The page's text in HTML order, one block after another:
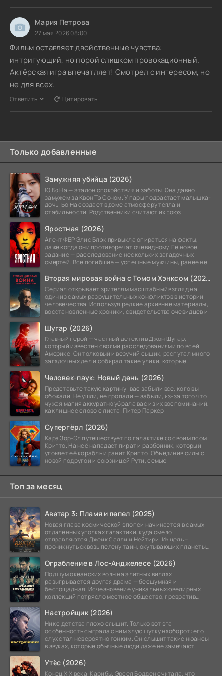
Мария Петрова
27 мая 2026 08:00
Фильм оставляет двойственные чувства:
интригующий, но порой слишком провокационный.
Актёрская игра впечатляет! Смотрел с интересом, но
не для всех.
Ответить Цитировать
Только добавленные
Замужняя убийца (2026)
Ю Бо На — эталон спокойствия и заботы. Она давно
замужем за Квон Тэ Соном. У пары подрастает малышка-
дочь. Бо На создаёт в доме атмосферу тепла и
стабильности. Родственники считают их союз
Яростная (2026)
Агент ФБР Элис Блэк привыкла опираться на факты,
даже когда они противоречат очевидному. Её новое
задание — расследование нескольких загадочных
смертей. Все погибшие — успешные мужчины, ранее не
Вторая мировая война с Томом Хэнксом (2026)
Сериал открывает зрителям масштабный взгляд на
один из самых разрушительных конфликтов в истории
человечества. Используя редкие архивные материалы,
восстановленные хроники, свидетельства очевидцев и
Шугар (2026)
Главный герой — частный детектив Джон Шугар,
который известен своими расследованиями по всей
Америке. Он толковый и везучий сыщик, распутал много
загадочных дел и собирал такие улики, которые
Человек-паук: Новый день (2026)
Представьте такую картину: вас забыли все, кого вы
обожали. Не ушли, не пропали — забыли, из-за того что
чужая магия аккуратно убрала вас из их воспоминаний,
как лишнее слово с листа. Питер Паркер
Супергёрл (2026)
Кара Зор-Эл путешествует по галактике со своим псом
Крипто. На неё нападает пират и разбойник, который
угоняет её корабль и ранит Крипто. Объединив силы с
новой подругой и союзницей Рути, семью
Топ за месяц
Аватар 3: Пламя и пепел (2025)
Новая глава космической эпопеи начинается в самых
отдаленных уголках галактики, куда смело
отправляются Джейк Салли и Нейтири. Их цель –
проникнуть сквозь пелену тайн, окутывающих планеты
Ограбление в Лос-Анджелесе (2026)
Под шум океанских волн на элитных виллах
разыгрывается другая драма — бесшумная и
беспощадная. Исчезновение уникальных ювелирных
коллекций потрясло местное общество, превратив
Настройщик (2026)
Ник с детства плохо слышит. Только вот эта
особенность сыграла с ним злую шутку наоборот: его
слух стал невероятно тонким. Он слышит такие нюансы
в звуках, которые обычные люди даже не замечают.
Утёс (2026)
Конец XIX века. Карибы. Эрсел Бодден считала, что